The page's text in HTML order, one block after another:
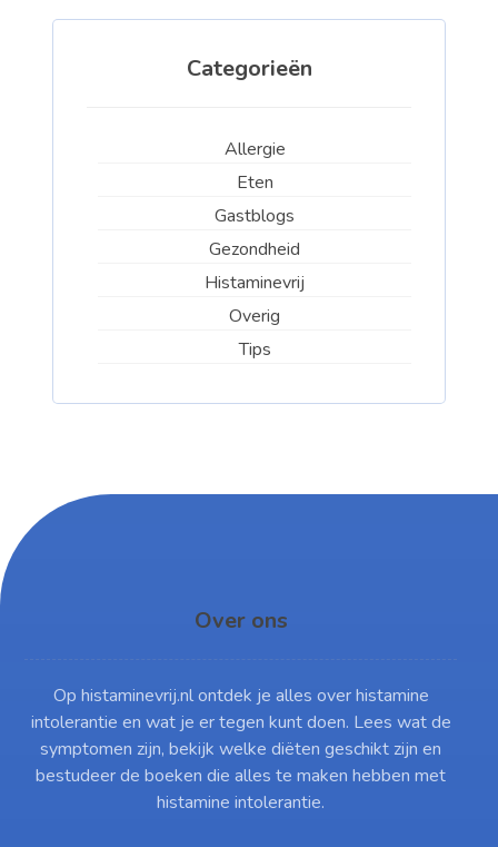
Categorieën
Allergie
Eten
Gastblogs
Gezondheid
Histaminevrij
Overig
Tips
Over ons
Op histaminevrij.nl ontdek je alles over histamine
intolerantie en wat je er tegen kunt doen. Lees wat de
symptomen zijn, bekijk welke diëten geschikt zijn en
bestudeer de boeken die alles te maken hebben met
histamine intolerantie.